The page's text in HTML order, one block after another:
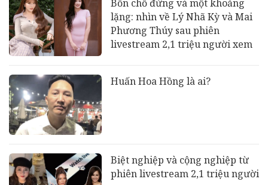
Bốn chỗ đứng và một khoảng
lặng: nhìn về Lý Nhã Kỳ và Mai
Phương Thúy sau phiên
livestream 2,1 triệu người xem
Huấn Hoa Hồng là ai?
Biệt nghiệp và cộng nghiệp từ
phiên livestream 2,1 triệu người